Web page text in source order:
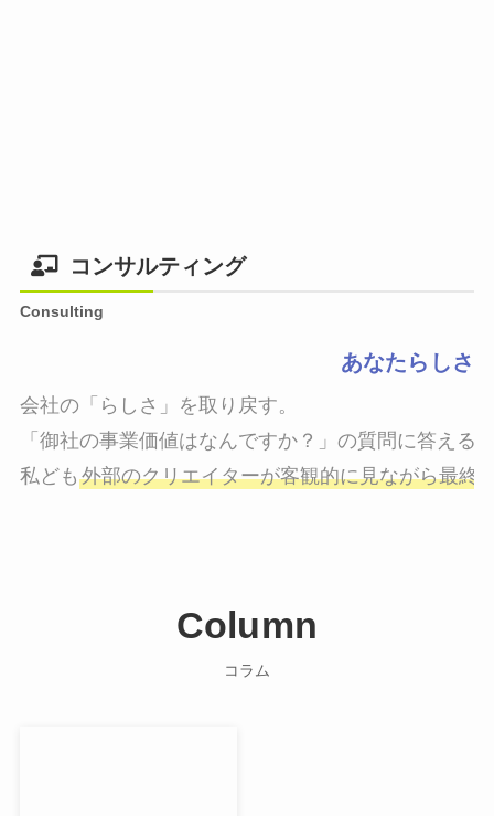
コンサルティング
Consulting
あなたらしさ
会社の「らしさ」を取り戻す。
「御社の事業価値はなんですか？」の質問に答える
私ども 外部のクリエイターが客観的に見ながら最終
Column
コラム